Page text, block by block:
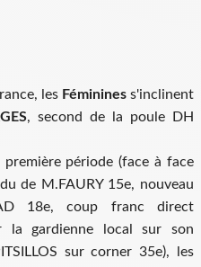
les Féminines s'inclinent
, second de la poule DH
période (face à face
de M.FAURY 15e, nouveau
18e, coup franc direct
la gardienne local sur son
sur corner 35e), les